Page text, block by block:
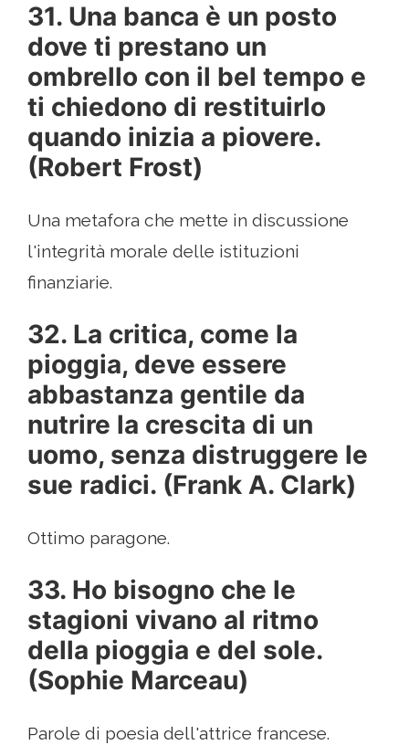
31. Una banca è un posto
dove ti prestano un
ombrello con il bel tempo e
ti chiedono di restituirlo
quando inizia a piovere.
(Robert Frost)
Una metafora che mette in discussione
l'integrità morale delle istituzioni
finanziarie.
32. La critica, come la
pioggia, deve essere
abbastanza gentile da
nutrire la crescita di un
uomo, senza distruggere le
sue radici. (Frank A. Clark)
Ottimo paragone.
33. Ho bisogno che le
stagioni vivano al ritmo
della pioggia e del sole.
(Sophie Marceau)
Parole di poesia dell'attrice francese.